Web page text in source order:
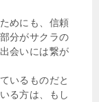
めにも、信頼
分がサクラの
会いには繋が
いるものだと
る方は、もし